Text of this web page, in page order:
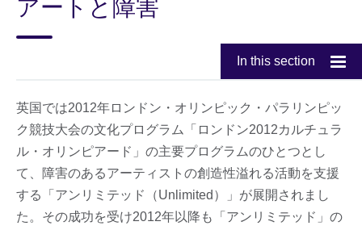
アートと障害
In this section
英国では2012年ロンドン・オリンピック・パラリンピッ
ク競技大会の文化プログラム「ロンドン2012カルチュラ
ル・オリンピアード」の主要プログラムのひとつとし
て、障害のあるアーティストの創造性溢れる活動を支援
する「アンリミテッド（Unlimited）」が展開されまし
た。その成功を受け2012年以降も「アンリミテッド」の